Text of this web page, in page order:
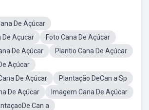
De Açúcar
De Açucar
Foto Cana De Açúcar
De Açúcar
Plantio Cana De Açúcar
Açúcar
De Açúcar
Plantação DeCan a Sp
De Açúcar
Imagem Cana De Açúcar
Can a